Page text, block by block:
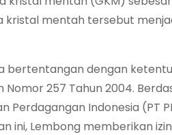
kristal mentah tersebut
bertentangan dengan
257 Tahun 2004.
Perdagangan Indonesia (PT
ini, Lembong memberikan